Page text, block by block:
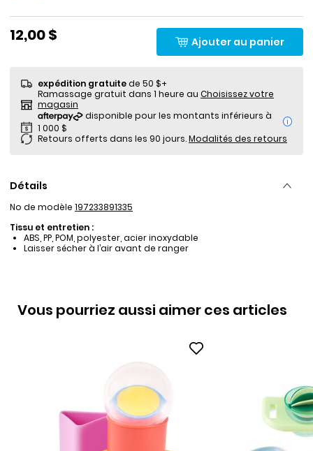
12,00 $ Ajouter au panier
expédition gratuitede 50 $+
Ramassage gratuit dans 1 heure au Choisissez votre
magasin
i
Retours offerts dans les 90 jours.Modalités des retours
Détails
No de modèle 197233891335
Tissu et entretien :
ABS, PP, POM, polyester, acier inoxydable
Laisser sécher à l’air avant de ranger
Vous pourriez aussi aimer ces articles